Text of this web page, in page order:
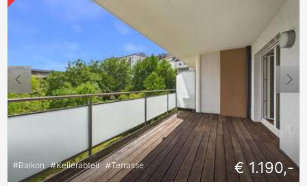
#Balkon #Kellerabteil #Terrasse € 1.190,-